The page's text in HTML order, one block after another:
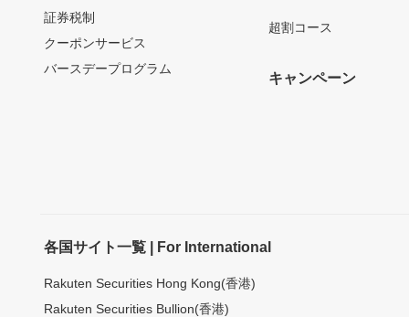
証券税制
クーポンサービス
バースデープログラム
超割コース
キャンペーン
各国サイト一覧 | For International
Rakuten Securities Hong Kong(香港)
Rakuten Securities Bullion(香港)